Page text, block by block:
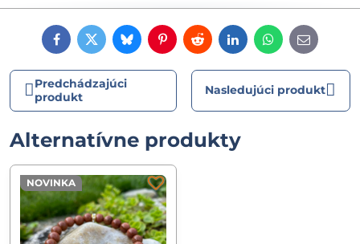
FacebookTwitterBlueskyPinterestRedditLinkedInWhatsApp
E-
mail
Predchádzajúci
produkt
Nasledujúci produkt
Alternatívne produkty
NOVINKA